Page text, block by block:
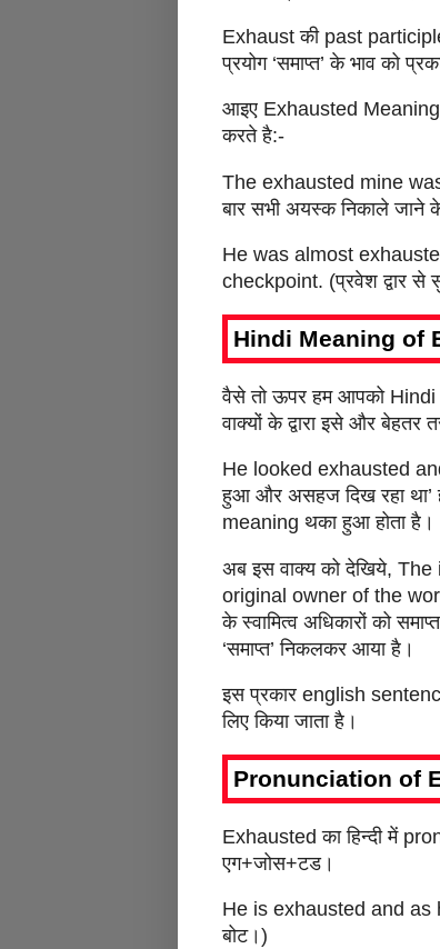
Exhaust की past
प्रयोग ‘समाप्त’ के भाव को
आइए Exhausted
करते है:-
The exhausted mine
बार सभी अयस्क निकाले जाने
He was almost
checkpoint. (प्रवेश द्वार से
Hindi Meaning of
वैसे तो ऊपर हम आपको
वाक्यों के द्वारा इसे और
He looked exhausted
हुआ और असहज दिख रहा
meaning थका हुआ होता है।
अब इस वाक्य को देखिये,
original owner of the work,
के स्वामित्व अधिकारों को
‘समाप्त’ निकलकर आया है।
इस प्रकार english
लिए किया जाता है।
Pronunciation of
Exhausted का हिन्दी में
एग+जोस+टड।
He is exhausted and as
बोट।)